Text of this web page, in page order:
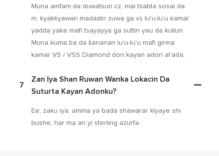
Muna amfani da duwatsun cz, mai tsabta sosai da
m, kyakkyawan madadin zuwa ga vs lu'u-lu'u kamar
yadda yake mafi tsayayya ga suttin yau da kullun.
Muna kuma ba da ƙananan lu'u-lu'u mafi girma
kamar VS / VSS Diamond don kayan adon al'ada.
7
Zan Iya Shan Ruwan Wanka Lokacin Da
Suturta Kayan Adonku?
Ee, zaku iya, amma ya bada shawarar kiyaye shi
bushe, har ma an yi sterling azurfa.